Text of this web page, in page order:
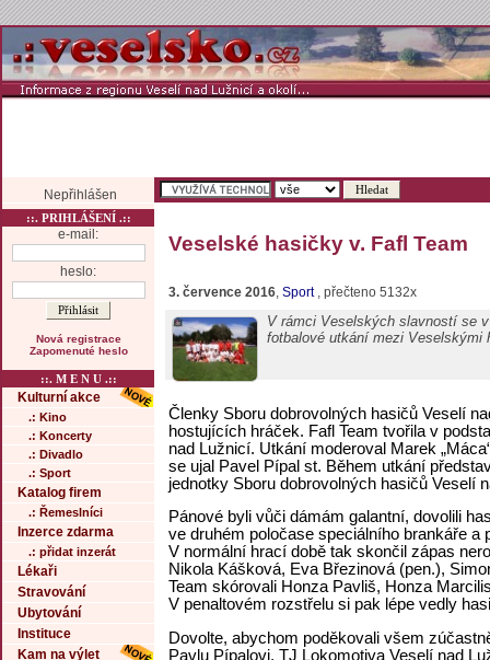
Nepřihlášen
::. PRIHLÁŠENÍ .::
e-mail:
heslo:
Nová registrace
Zapomenuté heslo
::. M E N U .::
Kulturní akce
.: Kino
.: Koncerty
.: Divadlo
.: Sport
Katalog firem
.: Řemeslníci
Inzerce zdarma
.: přidat inzerát
Lékaři
Stravování
Ubytování
Instituce
Kam na výlet
Veselské hasičky v. Fafl Team
3. července 2016, Sport, přečteno 5132x
V rámci Veselských slavností se
fotbalové utkání mezi Veselskými
Členky Sboru dobrovolných hasičů Veselí
hostujících hráček. Fafl Team tvořila v
nad Lužnicí. Utkání moderoval Marek
se ujal Pavel Pípal st. Během utkání
jednotky Sboru dobrovolných hasičů Veselí
Pánové byli vůči dámám galantní, dovolili
ve druhém poločase speciálního brankáře
V normální hrací době tak skončil zápas
Nikola Kášková, Eva Březinová (pen.),
Team skórovali Honza Pavliš, Honza
V penaltovém rozstřelu si pak lépe vedly
Dovolte, abychom poděkovali všem
Pavlu Pípalovi, TJ Lokomotiva Veselí nad